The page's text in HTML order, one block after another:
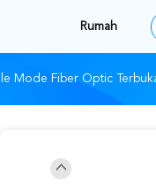
Rumah
Mode Fiber Optic